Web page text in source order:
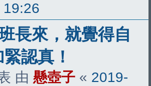
19:26
長來，就覺得自
認真！
由 懸壺子 « 2019-